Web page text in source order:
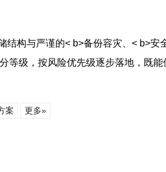
构与严谨的< b>备份容灾、< b>
级，按风险优先级逐步落地，既能
案 更多»